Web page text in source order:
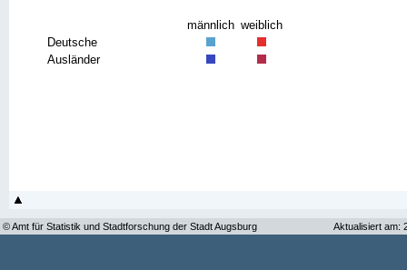
männlich weiblich
Deutsche
Ausländer
© Amt für Statistik und Stadtforschung der Stadt Augsburg Aktualisiert am: